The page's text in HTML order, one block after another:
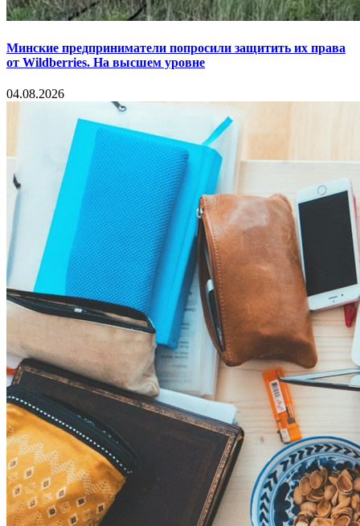
Минские предприниматели попросили защитить их права
от Wildberries. На высшем уровне
04.08.2026